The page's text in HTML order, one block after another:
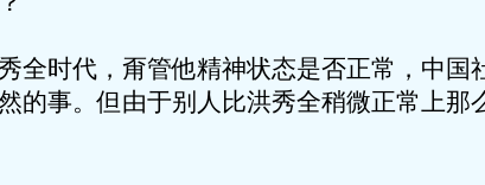
全时代，甭管他精神状态是否正常，中
的事。但由于别人比洪秀全稍微正常上